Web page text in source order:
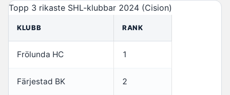
Topp 3 rikaste SHL-klubbar 2024 (Cision)
KLUBB RANK
Frölunda HC 1
Färjestad BK 2